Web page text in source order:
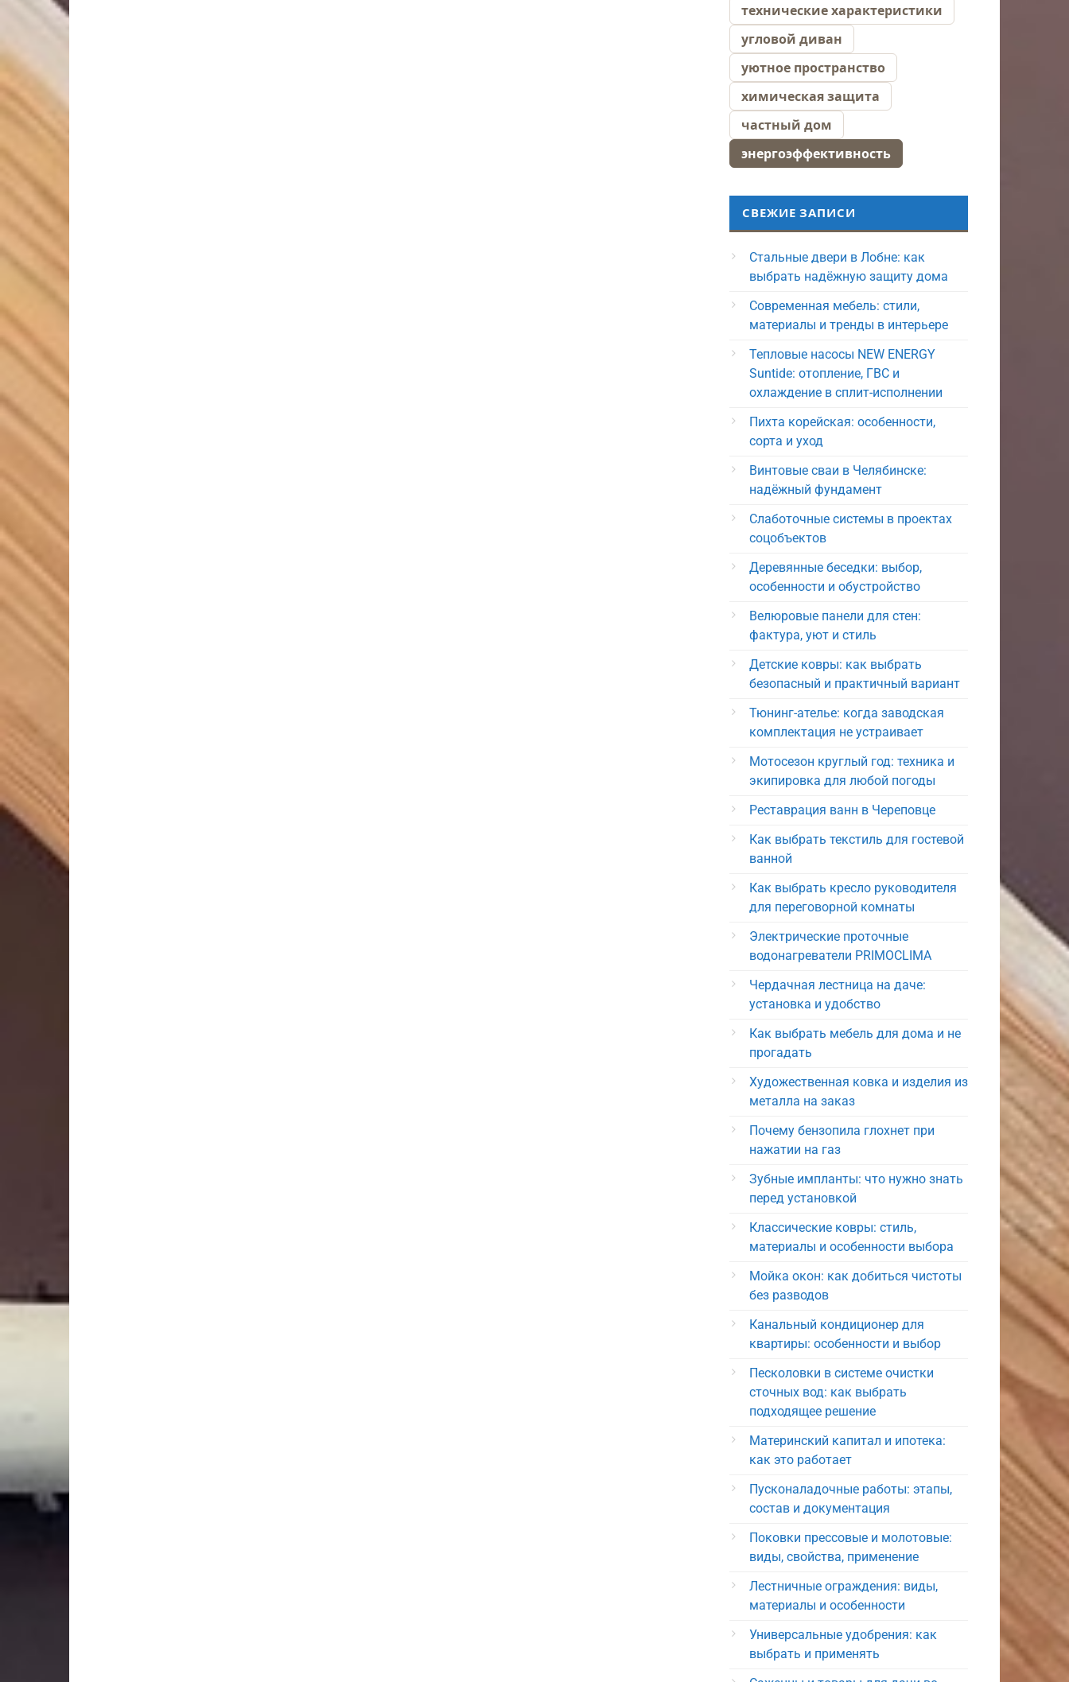
технические характеристики
угловой диван
уютное пространство
химическая защита
частный дом
энергоэффективность
СВЕЖИЕ ЗАПИСИ
Стальные двери в Лобне: как
выбрать надёжную защиту дома
Современная мебель: стили,
материалы и тренды в интерьере
Тепловые насосы NEW ENERGY
Suntide: отопление, ГВС и
охлаждение в сплит-исполнении
Пихта корейская: особенности,
сорта и уход
Винтовые сваи в Челябинске:
надёжный фундамент
Слаботочные системы в проектах
соцобъектов
Деревянные беседки: выбор,
особенности и обустройство
Велюровые панели для стен:
фактура, уют и стиль
Детские ковры: как выбрать
безопасный и практичный вариант
Тюнинг-ателье: когда заводская
комплектация не устраивает
Мотосезон круглый год: техника и
экипировка для любой погоды
Реставрация ванн в Череповце
Как выбрать текстиль для гостевой
ванной
Как выбрать кресло руководителя
для переговорной комнаты
Электрические проточные
водонагреватели PRIMOCLIMA
Чердачная лестница на даче:
установка и удобство
Как выбрать мебель для дома и не
прогадать
Художественная ковка и изделия из
металла на заказ
Почему бензопила глохнет при
нажатии на газ
Зубные импланты: что нужно знать
перед установкой
Классические ковры: стиль,
материалы и особенности выбора
Мойка окон: как добиться чистоты
без разводов
Канальный кондиционер для
квартиры: особенности и выбор
Песколовки в системе очистки
сточных вод: как выбрать
подходящее решение
Материнский капитал и ипотека:
как это работает
Пусконаладочные работы: этапы,
состав и документация
Поковки прессовые и молотовые:
виды, свойства, применение
Лестничные ограждения: виды,
материалы и особенности
Универсальные удобрения: как
выбрать и применять